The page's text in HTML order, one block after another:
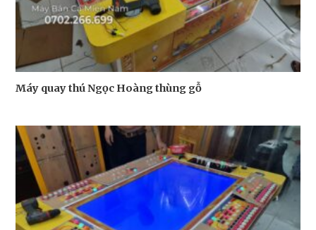
Máy quay thú Ngọc Hoàng thùng gỗ